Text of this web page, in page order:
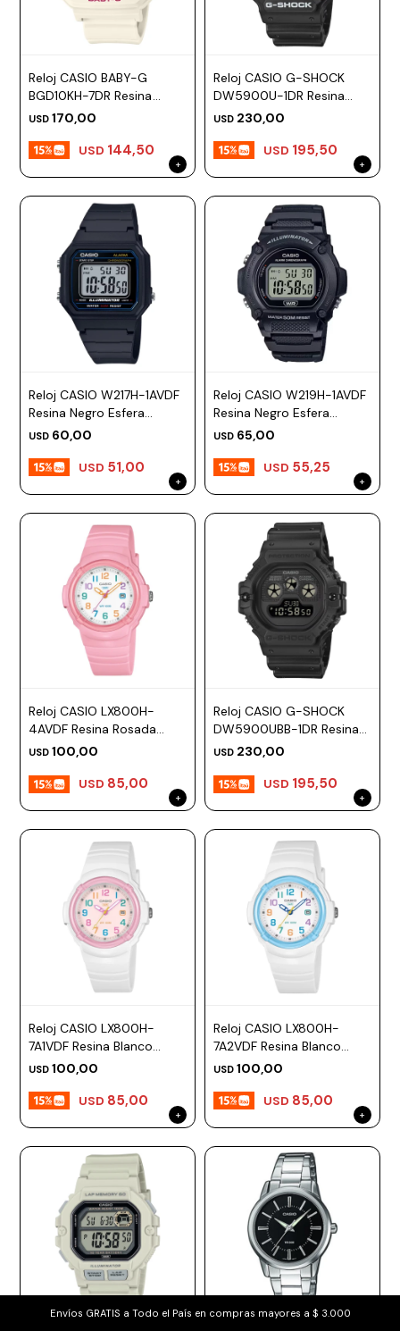
Envíos GRATIS a Todo el País en compras mayores a $ 3.000
Reloj CASIO BABY-G
BGD10KH-7DR Resina
Blanco Esfera 40mm
USD 170,00
USD 144,50
Reloj CASIO G-SHOCK
DW5900U-1DR Resina
Negro Esfera 46mm
USD 230,00
USD 195,50
Reloj CASIO W217H-1AVDF
Resina Negro Esfera
42mm
USD 60,00
USD 51,00
Reloj CASIO W219H-1AVDF
Resina Negro Esfera
47mm
USD 65,00
USD 55,25
Reloj CASIO LX800H-
4AVDF Resina Rosada
Esfera 34mm
USD 100,00
USD 85,00
Reloj CASIO G-SHOCK
DW5900UBB-1DR Resina
Negro Esfera 46mm
USD 230,00
USD 195,50
Reloj CASIO LX800H-
7A1VDF Resina Blanco
Esfera 34mm
USD 100,00
USD 85,00
Reloj CASIO LX800H-
7A2VDF Resina Blanco
Esfera 34mm
USD 100,00
USD 85,00